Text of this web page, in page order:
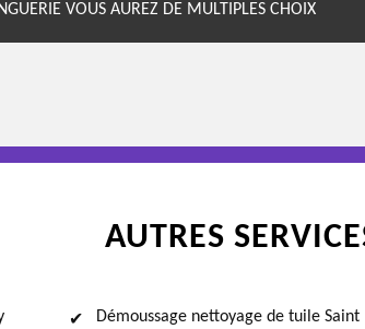
VOUS AUREZ DE MULTIPLES CHOIX
AUTRES
Démoussage nettoyage de tuile Saint